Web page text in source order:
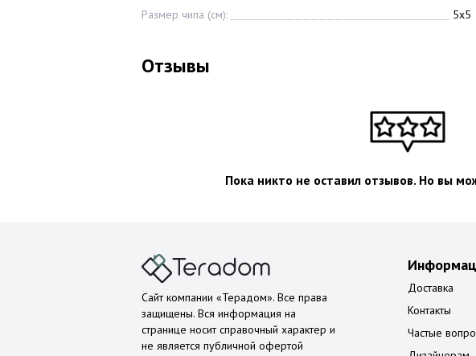
Размер чипа (см):
5x5
Отзывы
Пока никто не оставил отзывов. Но вы
Сайт компании «Терадом». Все права
защищены. Вся информация на
странице носит справочный характер и
не является публичной офертой
Доставка
Контакты
Частые